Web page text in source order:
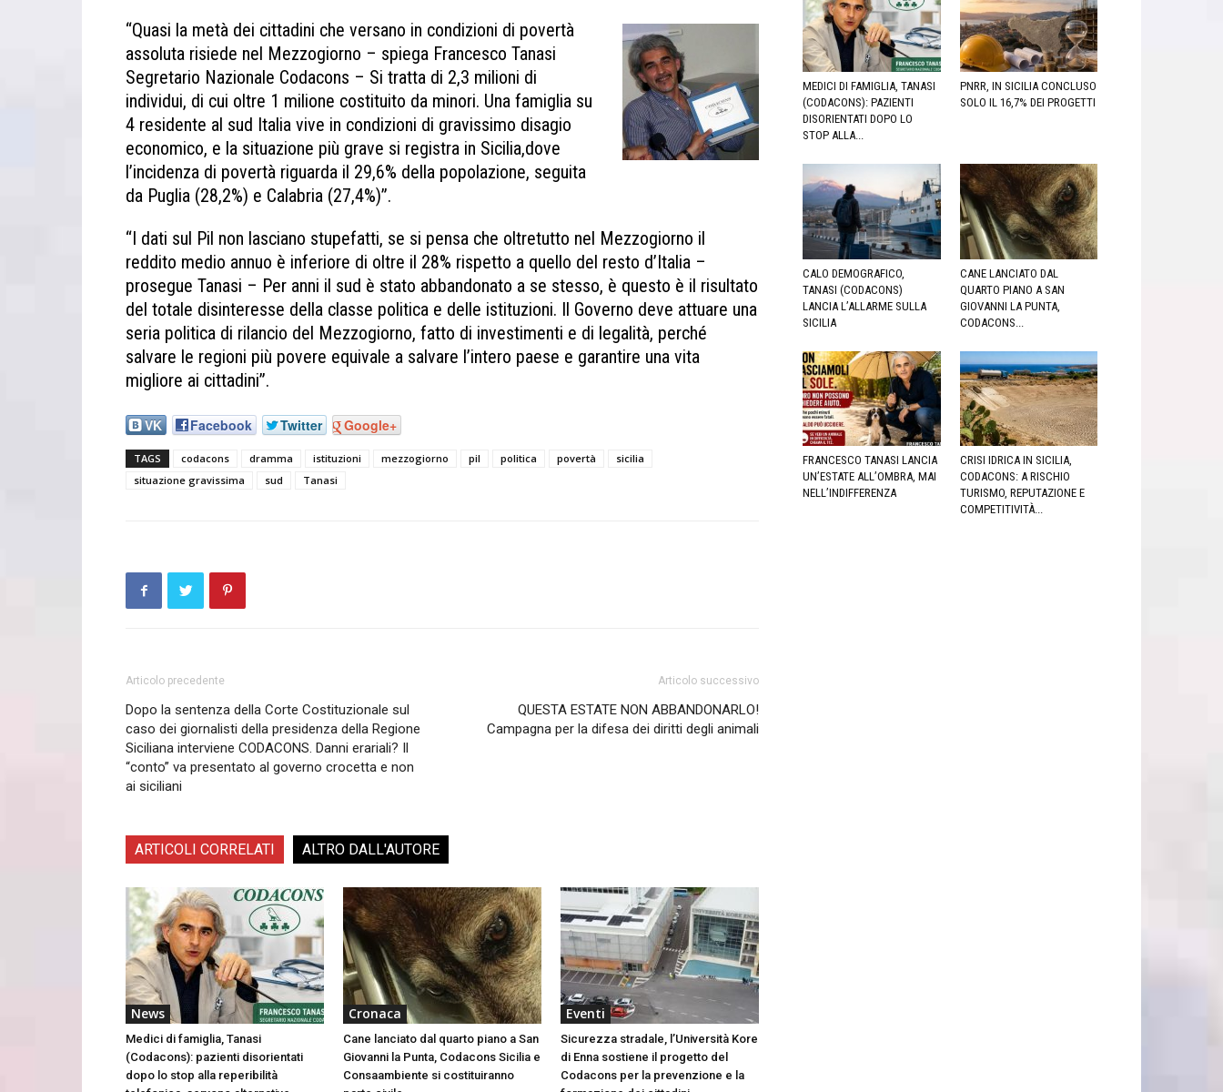
“Quasi la metà dei cittadini che versano in condizioni di povertà
assoluta risiede nel Mezzogiorno – spiega Francesco Tanasi
Segretario Nazionale Codacons – Si tratta di 2,3 milioni di
individui, di cui oltre 1 milione costituito da minori. Una famiglia su
4 residente al sud Italia vive in condizioni di gravissimo disagio
economico, e la situazione più grave si registra in Sicilia,dove
l’incidenza di povertà riguarda il 29,6% della popolazione, seguita
da Puglia (28,2%) e Calabria (27,4%)”.
“I dati sul Pil non lasciano stupefatti, se si pensa che oltretutto nel Mezzogiorno il
reddito medio annuo è inferiore di oltre il 28% rispetto a quello del resto d’Italia –
prosegue Tanasi – Per anni il sud è stato abbandonato a se stesso, è questo è il risultato
del totale disinteresse della classe politica e delle istituzioni. Il Governo deve attuare una
seria politica di rilancio del Mezzogiorno, fatto di investimenti e di legalità, perché
salvare le regioni più povere equivale a salvare l’intero paese e garantire una vita
migliore ai cittadini”.
VK Facebook Twitter Google+
TAGS codacons dramma istituzioni mezzogiorno pil politica povertà
sicilia
situazione gravissima
sud Tanasi
Articolo precedente
Dopo la sentenza della Corte Costituzionale sul
caso dei giornalisti della presidenza della Regione
Siciliana interviene CODACONS. Danni erariali? Il
“conto” va presentato al governo crocetta e non
ai siciliani
Articolo successivo
QUESTA ESTATE NON ABBANDONARLO!
Campagna per la difesa dei diritti degli animali
ARTICOLI CORRELATI ALTRO DALL'AUTORE
News
Medici di famiglia, Tanasi
(Codacons): pazienti disorientati
dopo lo stop alla reperibilità
Cronaca
Cane lanciato dal quarto piano a San
Giovanni la Punta, Codacons Sicilia e
Consaambiente si costituiranno
Eventi
Sicurezza stradale, l’Università Kore
di Enna sostiene il progetto del
Codacons per la prevenzione e la
MEDICI DI FAMIGLIA, TANASI
(CODACONS): PAZIENTI
DISORIENTATI DOPO LO
STOP ALLA...
PNRR, IN SICILIA CONCLUSO
SOLO IL 16,7% DEI PROGETTI
CALO DEMOGRAFICO,
TANASI (CODACONS)
LANCIA L’ALLARME SULLA
SICILIA
CANE LANCIATO DAL
QUARTO PIANO A SAN
GIOVANNI LA PUNTA,
CODACONS...
FRANCESCO TANASI LANCIA
UN’ESTATE ALL’OMBRA, MAI
NELL’INDIFFERENZA
CRISI IDRICA IN SICILIA,
CODACONS: A RISCHIO
TURISMO, REPUTAZIONE E
COMPETITIVITÀ...